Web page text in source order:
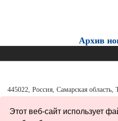
Этот веб-сайт использует
Архив
445022, Россия, Самарская область,